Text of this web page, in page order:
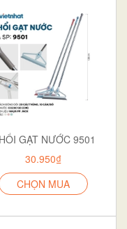
GẠT NƯỚC 9501
30.950₫
CHỌN MUA